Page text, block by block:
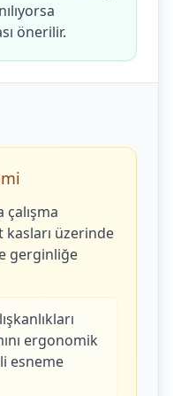
önerilir.
çalışma
kasları üzerinde
gerginliğe
ergonomik
esneme